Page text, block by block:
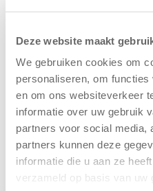
Deze website maakt
We gebruiken cookies om
personaliseren, om
en om ons websiteverkeer
informatie over uw gebruik
partners voor social media,
partners kunnen deze
informatie die u aan ze
verzameld op basis van uw
Kinderen BSO
De
Westerburcht
trainen alvast
voor Kids First
Mini 4 Mijl
7 augustus 2026